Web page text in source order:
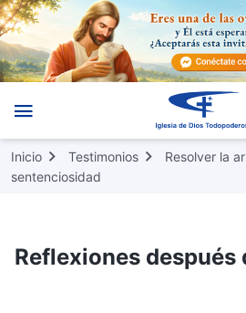
Inicio Testimonios
Resolver la
sentenciosidad
Reflexiones después